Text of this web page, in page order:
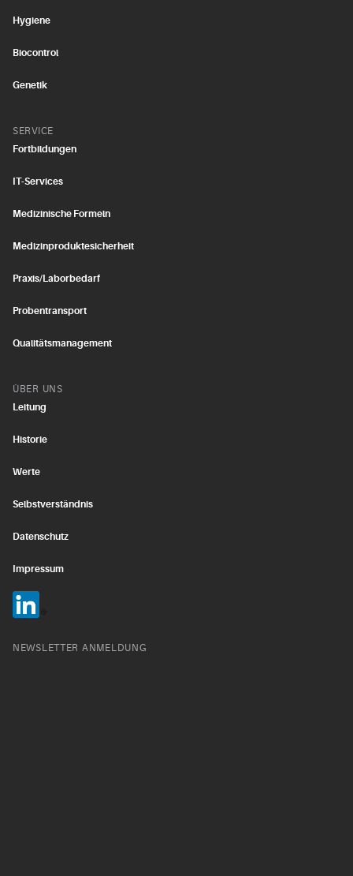
Hygiene
Biocontrol
Genetik
SERVICE
Fortbildungen
IT-Services
Medizinische Formeln
Medizinproduktesicherheit
Praxis/Laborbedarf
Probentransport
Qualitätsmanagement
ÜBER UNS
Leitung
Historie
Werte
Selbstverständnis
Datenschutz
Impressum
NEWSLETTER ANMELDUNG